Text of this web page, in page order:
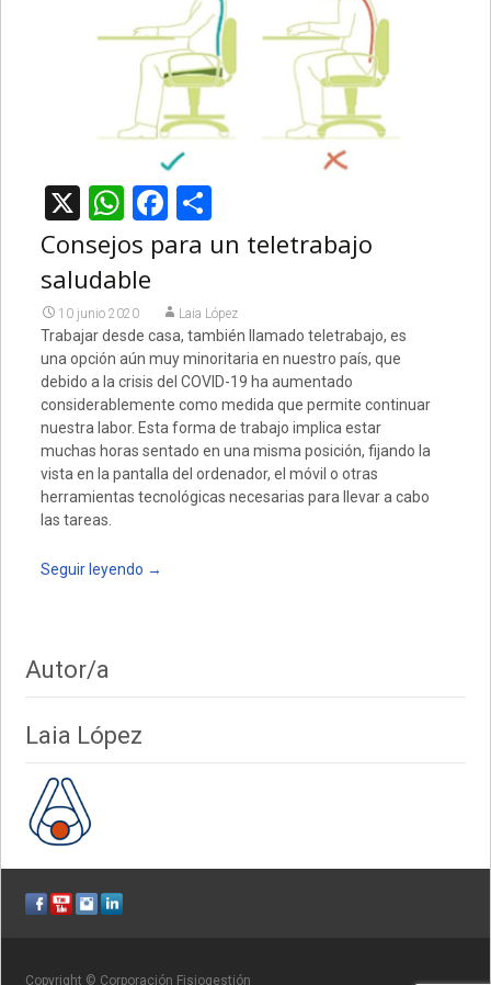
X WhatsApp
Facebook
Compartir
Consejos para un teletrabajo
saludable
10 junio 2020 Laia López
Trabajar desde casa, también llamado teletrabajo, es
una opción aún muy minoritaria en nuestro país, que
debido a la crisis del COVID-19 ha aumentado
considerablemente como medida que permite continuar
nuestra labor. Esta forma de trabajo implica estar
muchas horas sentado en una misma posición, fijando la
vista en la pantalla del ordenador, el móvil o otras
herramientas tecnológicas necesarias para llevar a cabo
las tareas.
Seguir leyendo →
Autor/a
Laia López
Copyright © Corporación Fisiogestión